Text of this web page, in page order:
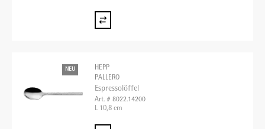
NEU
HEPP
PALLERO
Espressolöffel
Art. # 8022.14200
L 10,8 cm